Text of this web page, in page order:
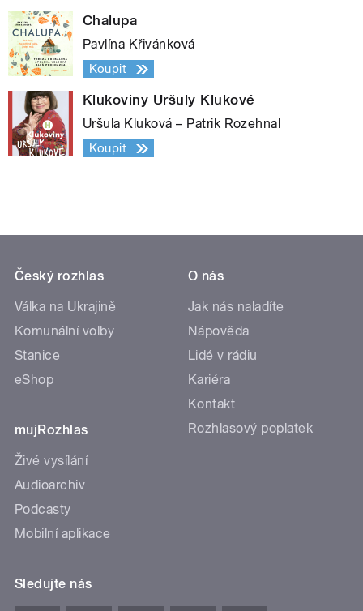
Chalupa
Pavlína Křivánková
Koupit
Klukoviny Uršuly Klukové
Uršula Kluková – Patrik Rozehnal
Koupit
Český rozhlas
Válka na Ukrajině
Komunální volby
Stanice
eShop
mujRozhlas
Živé vysílání
Audioarchiv
Podcasty
Mobilní aplikace
O nás
Jak nás naladíte
Nápověda
Lidé v rádiu
Kariéra
Kontakt
Rozhlasový poplatek
Sledujte nás